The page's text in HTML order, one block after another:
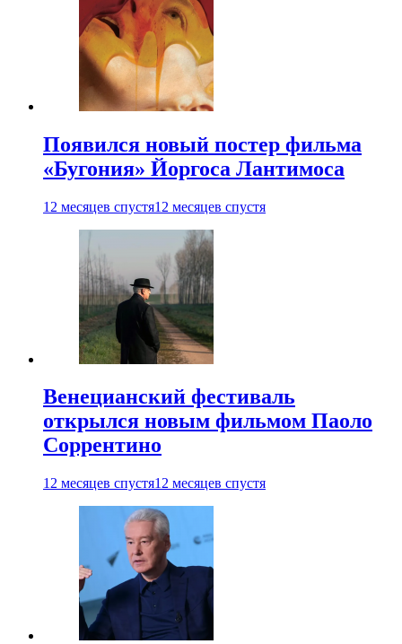
Появился новый постер фильма
«Бугония» Йоргоса Лантимоса
12 месяцев спустя12 месяцев спустя
Венецианский фестиваль
открылся новым фильмом Паоло
Соррентино
12 месяцев спустя12 месяцев спустя